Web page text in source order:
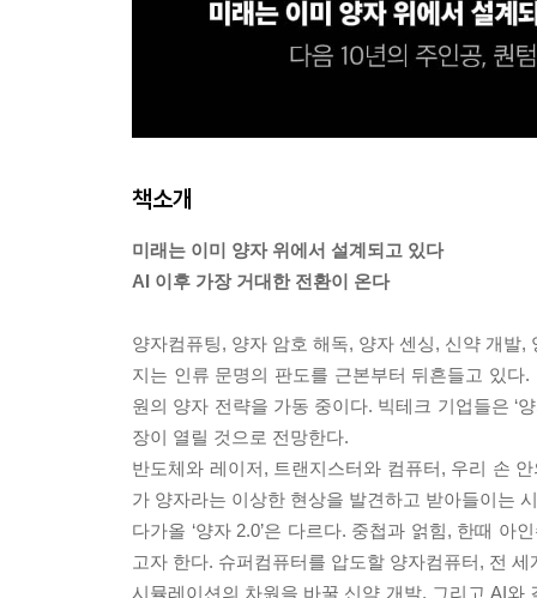
책소개
미래는 이미 양자 위에서 설계되고 있다
AI 이후 가장 거대한 전환이 온다
양자컴퓨팅, 양자 암호 해독, 양자 센싱, 신약 개
지는 인류 문명의 판도를 근본부터 뒤흔들고 있다.
원의 양자 전략을 가동 중이다. 빅테크 기업들은 ‘
장이 열릴 것으로 전망한다.
반도체와 레이저, 트랜지스터와 컴퓨터, 우리 손
가 양자라는 이상한 현상을 발견하고 받아들이는
다가올 ‘양자 2.0’은 다르다. 중첩과 얽힘, 한때 아
고자 한다. 슈퍼컴퓨터를 압도할 양자컴퓨터, 전
시뮬레이션의 차원을 바꿀 신약 개발, 그리고 AI